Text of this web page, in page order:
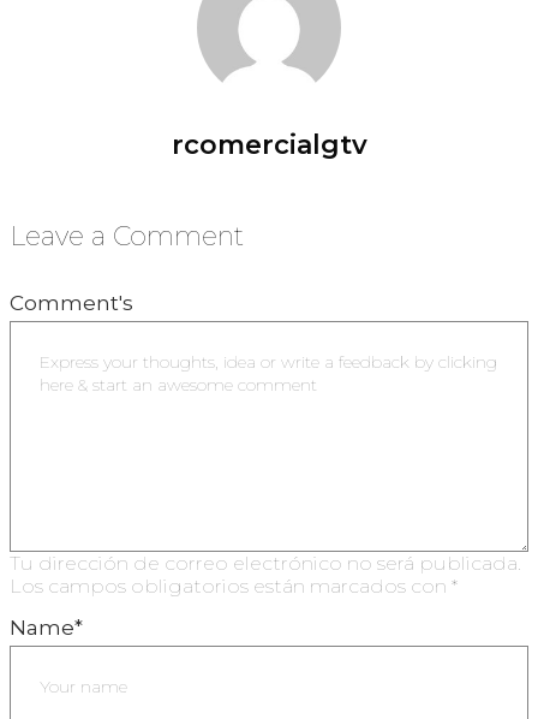
rcomercialgtv
Leave a Comment
Tu dirección de correo electrónico no será publicada.
Los campos obligatorios están marcados con *
Comment's
Name*